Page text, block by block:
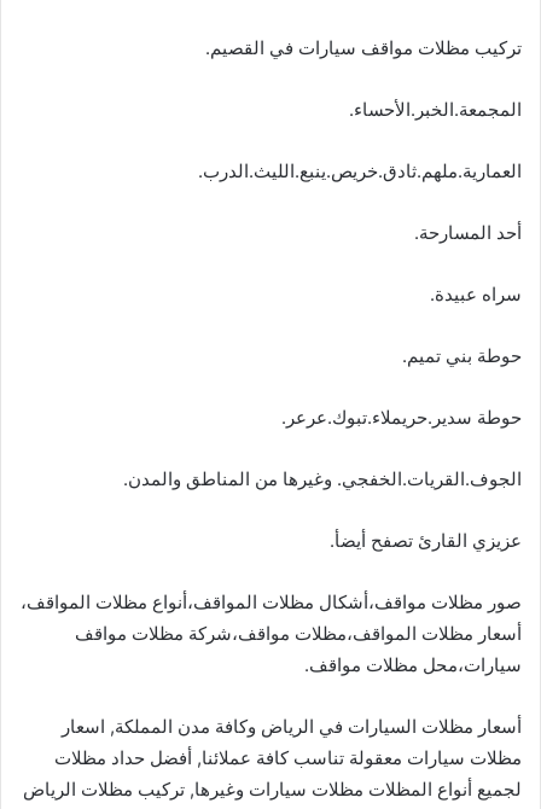
تركيب مظلات مواقف سيارات في القصيم.
المجمعة.الخبر.الأحساء.
العمارية.ملهم.ثادق.خريص.ينبع.الليث.الدرب.
أحد المسارحة.
سراه عبيدة.
حوطة بني تميم.
حوطة سدير.حريملاء.تبوك.عرعر.
الجوف.القريات.الخفجي. وغيرها من المناطق والمدن.
عزيزي القارئ تصفح أيضأ.
صور مظلات مواقف،أشكال مظلات المواقف،أنواع مظلات المواقف،
أسعار مظلات المواقف،مظلات مواقف،شركة مظلات مواقف
سيارات،محل مظلات مواقف.
أسعار مظلات السيارات في الرياض وكافة مدن المملكة, اسعار
مظلات سيارات معقولة تناسب كافة عملائنا, أفضل حداد مظلات
لجميع أنواع المظلات مظلات سيارات وغيرها, تركيب مظلات الرياض